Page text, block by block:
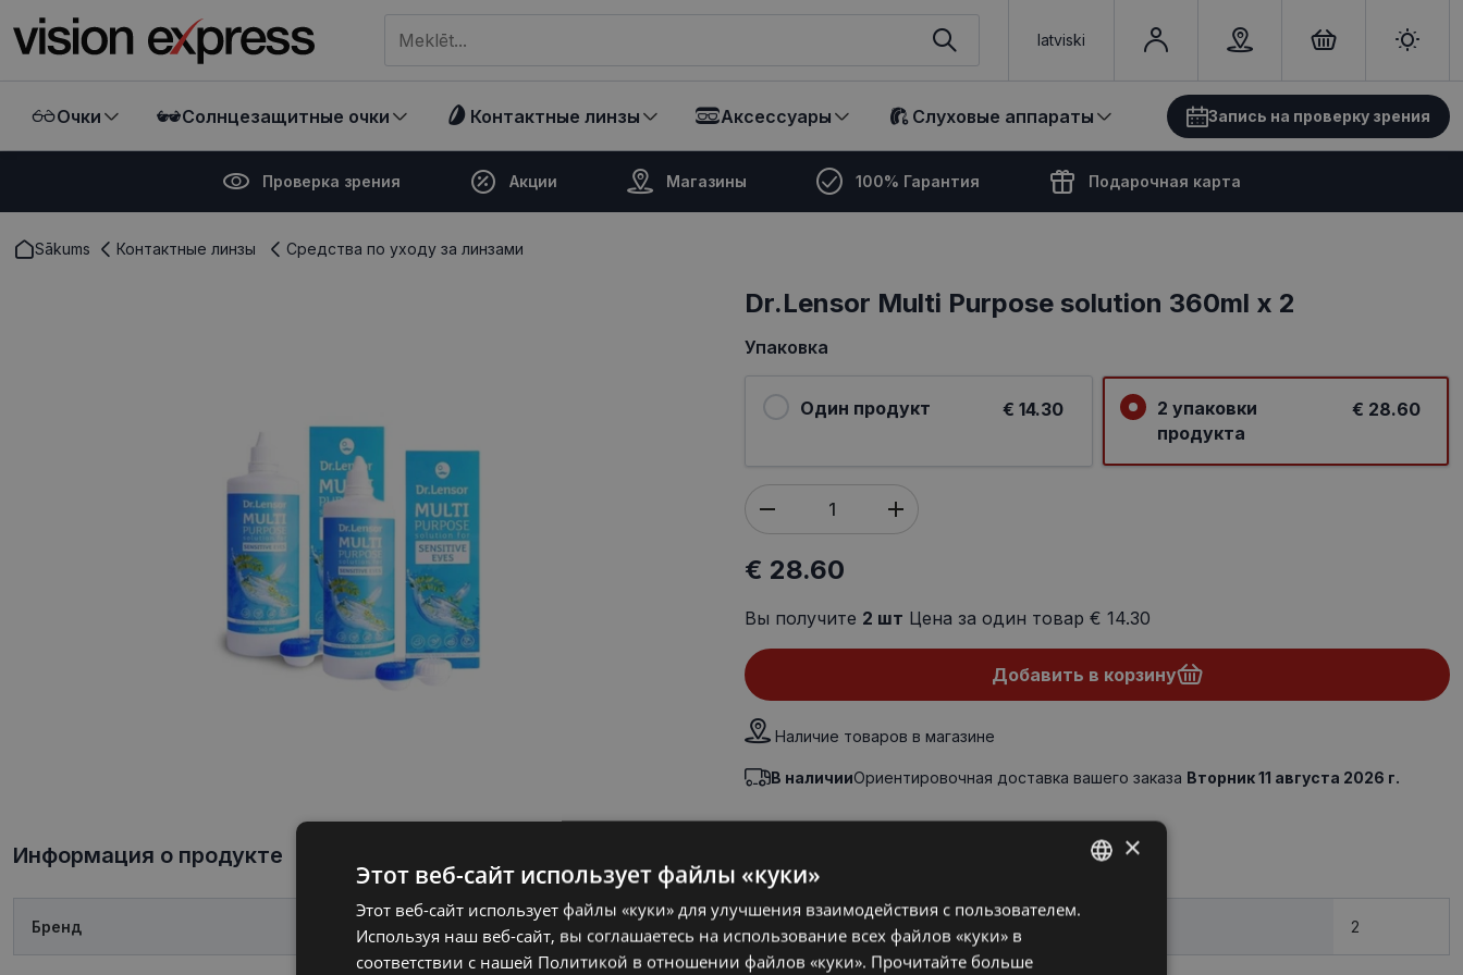
Meklēt visā veikalā
latviski
Очки Солнцезащитные очки Контактные линзы Аксессуары Слуховые аппараты Запись на проверку зрения
Проверка зрения Акции Магазины 100% Гарантия Подарочная карта
Sākums Контактные линзы Средства по уходу за линзами
Dr.Lensor Multi Purpose solution 360ml x 2
Упаковка
Один продукт € 14.30
2 упаковки
продукта
€ 28.60
€ 28.60
Вы получите 2 шт Цена за один товар € 14.30
Добавить в корзину
Наличие товаров в магазине
В наличииОриентировочная доставка вашего заказа Вторник 11 августа 2026 г.
Информация о продукте
Бренд DR.LENSOR Количество в упаковке 2
LATVIAN
×
Этот веб-сайт использует файлы «куки»
Этот веб-сайт использует файлы «куки» для улучшения взаимодействия с пользователем.
Используя наш веб-сайт, вы соглашаетесь на использование всех файлов «куки» в
соответствии с нашей Политикой в ​​отношении файлов «куки». Прочитайте больше